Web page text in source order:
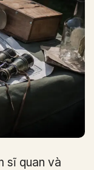
sĩ quan và